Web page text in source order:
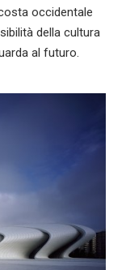
occidentale
della cultura
al futuro.